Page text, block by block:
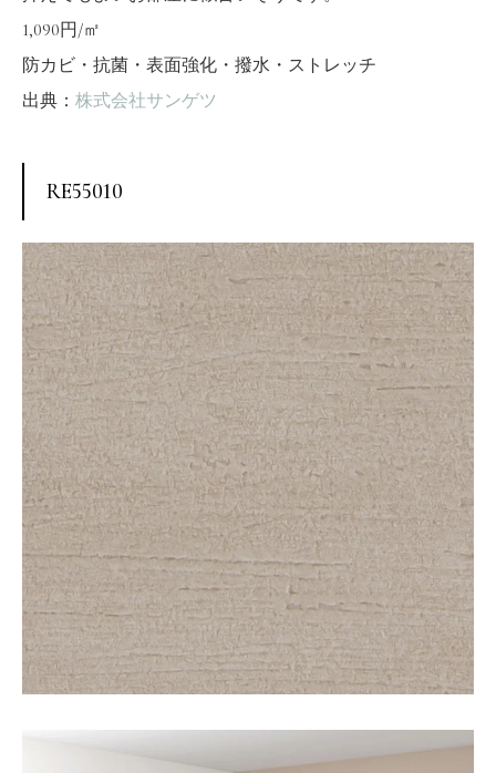
1,090円/㎡
防カビ・抗菌・表面強化・撥水・ストレッチ
出典： 株式会社サンゲツ
RE55010